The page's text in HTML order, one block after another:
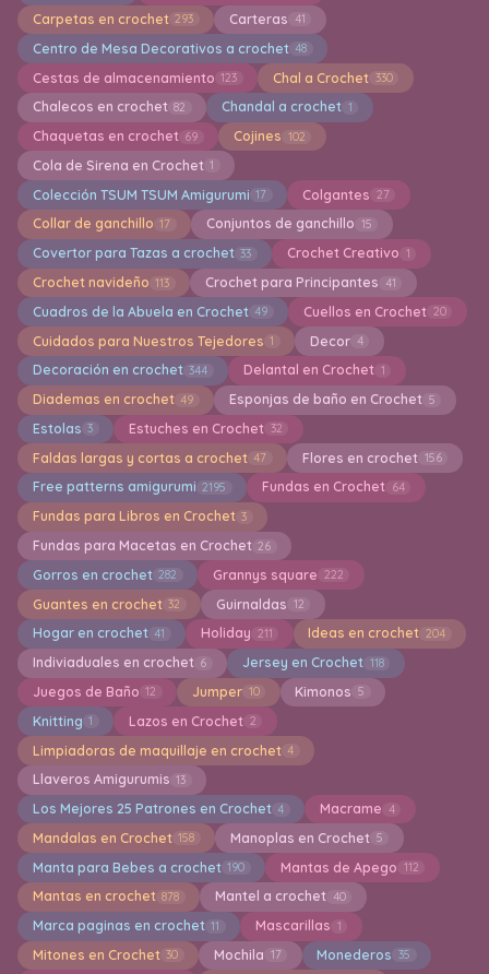
Carpetas en crochet 293 Carteras 41
Centro de Mesa Decorativos a crochet 48
Cestas de almacenamiento 123 Chal a Crochet 330
Chalecos en crochet 82 Chandal a crochet 1
Chaquetas en crochet 69 Cojines 102
Cola de Sirena en Crochet 1
Colección TSUM TSUM Amigurumi 17 Colgantes 27
Collar de ganchillo 17 Conjuntos de ganchillo 15
Covertor para Tazas a crochet 33 Crochet Creativo 1
Crochet navideño 113 Crochet para Principantes 41
Cuadros de la Abuela en Crochet 49 Cuellos en Crochet 20
Cuidados para Nuestros Tejedores 1 Decor 4
Decoración en crochet 344 Delantal en Crochet 1
Diademas en crochet 49 Esponjas de baño en Crochet 5
Estolas 3 Estuches en Crochet 32
Faldas largas y cortas a crochet 47 Flores en crochet 156
Free patterns amigurumi 2195 Fundas en Crochet 64
Fundas para Libros en Crochet 3
Fundas para Macetas en Crochet 26
Gorros en crochet 282 Grannys square 222
Guantes en crochet 32 Guirnaldas 12
Hogar en crochet 41 Holiday 211 Ideas en crochet 204
Indiviaduales en crochet 6 Jersey en Crochet 118
Juegos de Baño 12 Jumper 10 Kimonos 5
Knitting 1 Lazos en Crochet 2
Limpiadoras de maquillaje en crochet 4
Llaveros Amigurumis 13
Los Mejores 25 Patrones en Crochet 4 Macrame 4
Mandalas en Crochet 158 Manoplas en Crochet 5
Manta para Bebes a crochet 190 Mantas de Apego 112
Mantas en crochet 878 Mantel a crochet 40
Marca paginas en crochet 11 Mascarillas 1
Mitones en Crochet 30 Mochila 17 Monederos 35